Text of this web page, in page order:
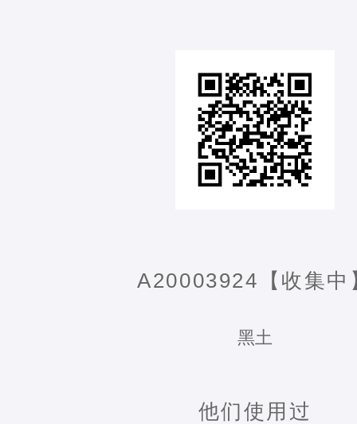
A20003924【收集中
黑土
他们使用过